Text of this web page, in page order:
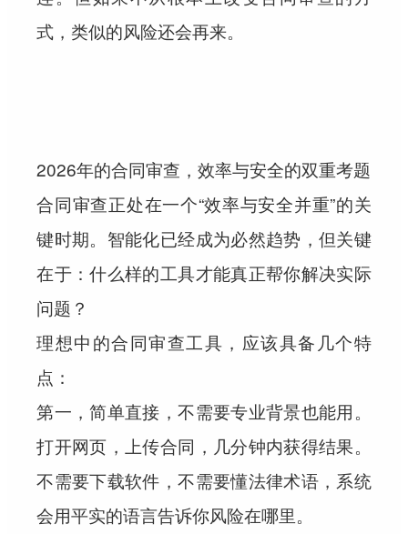
式，类似的风险还会再来。
2026年的合同审查，效率与安全的双重考题
合同审查正处在一个“效率与安全并重”的关
键时期。智能化已经成为必然趋势，但关键
在于：什么样的工具才能真正帮你解决实际
问题？
理想中的合同审查工具，应该具备几个特
点：
第一，简单直接，不需要专业背景也能用。
打开网页，上传合同，几分钟内获得结果。
不需要下载软件，不需要懂法律术语，系统
会用平实的语言告诉你风险在哪里。